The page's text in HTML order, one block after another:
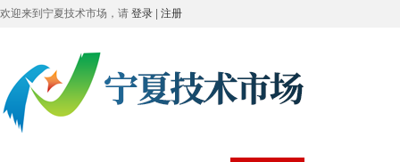
欢迎来到宁夏技术市场，请 登录 注册